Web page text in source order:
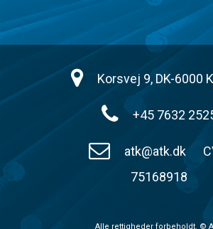
Korsvej 9, DK-6000
+45 7632
atk@atk.dk
75168918
Alle rettigheder forbeholdt. ©